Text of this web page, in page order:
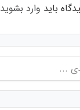
باید وارد بشوید